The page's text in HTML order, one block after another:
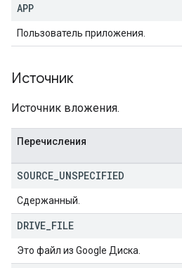
APP
Пользователь приложения.
Источник
Источник вложения.
Перечисления
SOURCE UNSPECIFIED
Сдержанный.
DRIVE FILE
Это файл из Google Диска.